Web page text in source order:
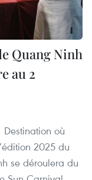
Quang Ninh
au 2
où
2025 du
se déroulera du